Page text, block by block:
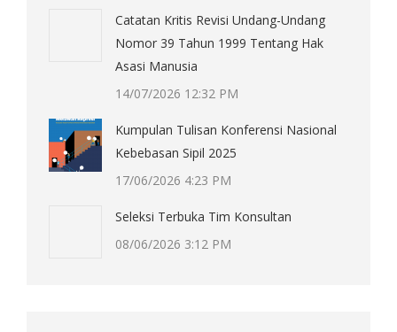
Catatan Kritis Revisi Undang-Undang
Nomor 39 Tahun 1999 Tentang Hak
Asasi Manusia
14/07/2026 12:32 PM
Kumpulan Tulisan Konferensi Nasional
Kebebasan Sipil 2025
17/06/2026 4:23 PM
Seleksi Terbuka Tim Konsultan
08/06/2026 3:12 PM